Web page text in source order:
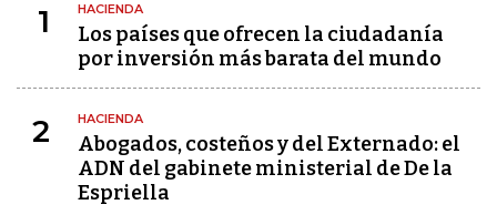
1 HACIENDA
Los países que ofrecen la ciudadanía
por inversión más barata del mundo
2 HACIENDA
Abogados, costeños y del Externado: el
ADN del gabinete ministerial de De la
Espriella